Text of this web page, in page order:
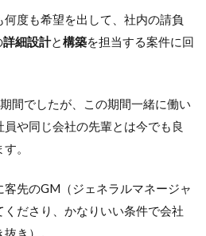
度も希望を出して、社内の請負
詳細設計と構築を担当する案件に回
間でしたが、この期間一緒に働い
や同じ会社の先輩とは今でも良
。
先のGM（ジェネラルマネージャ
ださり、かなりいい条件で会社
き）。